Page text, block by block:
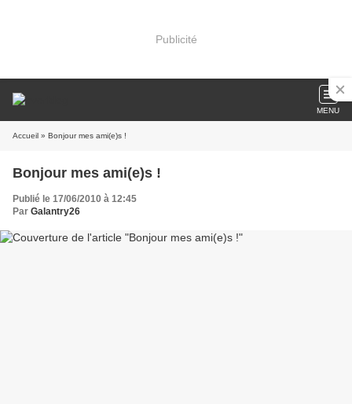
Publicité
MENU
Accueil » Bonjour mes ami(e)s !
Bonjour mes ami(e)s !
Publié le 17/06/2010 à 12:45
Par Galantry26